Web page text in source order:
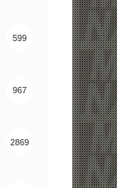
599
967
2869